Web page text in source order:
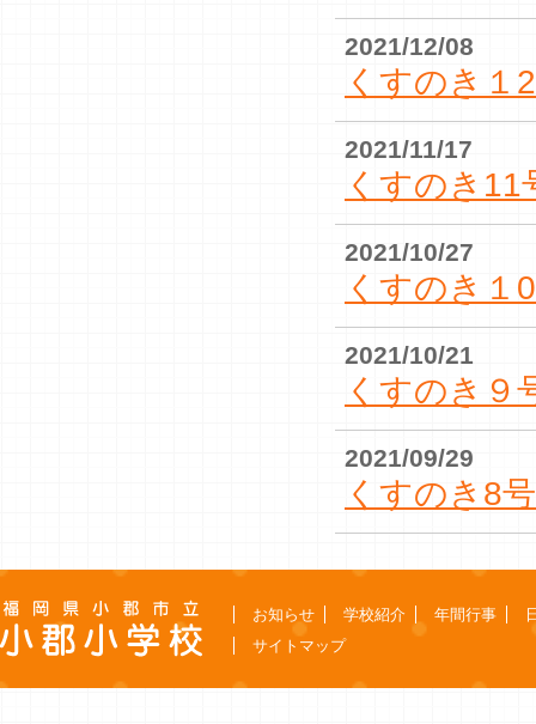
2021/12/08
くすのき１
2021/11/17
くすのき11
2021/10/27
くすのき１
2021/10/21
くすのき９
2021/09/29
くすのき8号
お知らせ 学校紹介 年間行事
サイトマップ